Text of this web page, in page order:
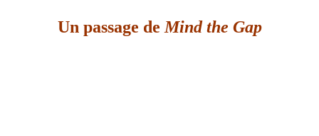
Un passage de Mind the Gap